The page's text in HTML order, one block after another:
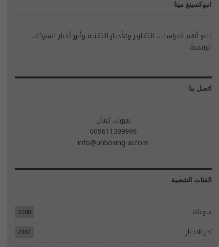
انبوكسينغ مينا
تابع أهم الدراسات، التقارير والأخبار التقنية وأبرز أخبار الشركات
الرقمية.
اتصل بنا
بيروت، لبنان
009611399996
info@unboxing-ar.com
الفئات الشعبية
منوعات
3288
آخر الاخبار
2361